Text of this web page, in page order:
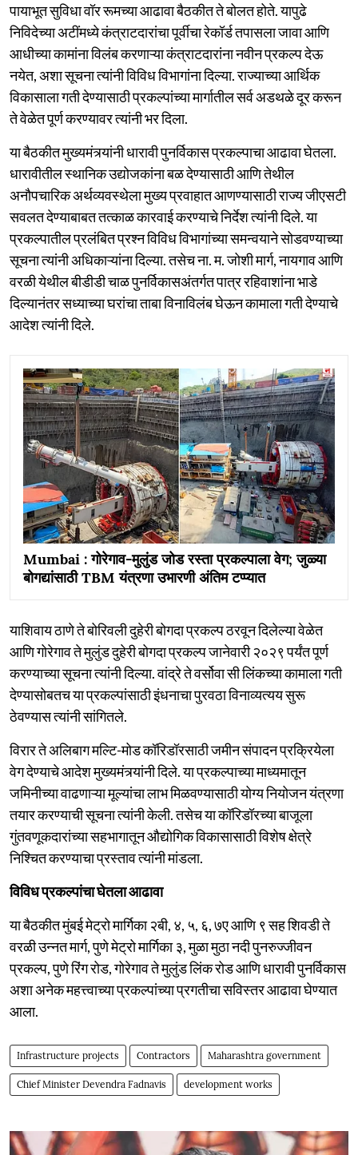
पायाभूत सुविधा वॉर रूमच्या आढावा बैठकीत ते बोलत होते. यापुढे
निविदेच्या अटींमध्ये कंत्राटदारांचा पूर्वीचा रेकॉर्ड तपासला जावा आणि
आधीच्या कामांना विलंब करणाऱ्या कंत्राटदारांना नवीन प्रकल्प देऊ
नयेत, अशा सूचना त्यांनी विविध विभागांना दिल्या. राज्याच्या आर्थिक
विकासाला गती देण्यासाठी प्रकल्पांच्या मार्गातील सर्व अडथळे दूर करून
ते वेळेत पूर्ण करण्यावर त्यांनी भर दिला.
या बैठकीत मुख्यमंत्र्यांनी धारावी पुनर्विकास प्रकल्पाचा आढावा घेतला.
धारावीतील स्थानिक उद्योजकांना बळ देण्यासाठी आणि तेथील
अनौपचारिक अर्थव्यवस्थेला मुख्य प्रवाहात आणण्यासाठी राज्य जीएसटी
सवलत देण्याबाबत तत्काळ कारवाई करण्याचे निर्देश त्यांनी दिले. या
प्रकल्पातील प्रलंबित प्रश्न विविध विभागांच्या समन्वयाने सोडवण्याच्या
सूचना त्यांनी अधिकाऱ्यांना दिल्या. तसेच ना. म. जोशी मार्ग, नायगाव आणि
वरळी येथील बीडीडी चाळ पुनर्विकासअंतर्गत पात्र रहिवाशांना भाडे
दिल्यानंतर सध्याच्या घरांचा ताबा विनाविलंब घेऊन कामाला गती देण्याचे
आदेश त्यांनी दिले.
Mumbai : गोरेगाव-मुलुंड जोड रस्ता प्रकल्पाला वेग; जुळ्या
बोगद्यांसाठी TBM यंत्रणा उभारणी अंतिम टप्प्यात
याशिवाय ठाणे ते बोरिवली दुहेरी बोगदा प्रकल्प ठरवून दिलेल्या वेळेत
आणि गोरेगाव ते मुलुंड दुहेरी बोगदा प्रकल्प जानेवारी २०२९ पर्यंत पूर्ण
करण्याच्या सूचना त्यांनी दिल्या. वांद्रे ते वर्सोवा सी लिंकच्या कामाला गती
देण्यासोबतच या प्रकल्पांसाठी इंधनाचा पुरवठा विनाव्यत्यय सुरू
ठेवण्यास त्यांनी सांगितले.
विरार ते अलिबाग मल्टि-मोड कॉरिडॉरसाठी जमीन संपादन प्रक्रियेला
वेग देण्याचे आदेश मुख्यमंत्र्यांनी दिले. या प्रकल्पाच्या माध्यमातून
जमिनीच्या वाढणाऱ्या मूल्यांचा लाभ मिळवण्यासाठी योग्य नियोजन यंत्रणा
तयार करण्याची सूचना त्यांनी केली. तसेच या कॉरिडॉरच्या बाजूला
गुंतवणूकदारांच्या सहभागातून औद्योगिक विकासासाठी विशेष क्षेत्रे
निश्चित करण्याचा प्रस्ताव त्यांनी मांडला.
विविध प्रकल्पांचा घेतला आढावा
या बैठकीत मुंबई मेट्रो मार्गिका २बी, ४, ५, ६, ७ए आणि ९ सह शिवडी ते
वरळी उन्नत मार्ग, पुणे मेट्रो मार्गिका ३, मुळा मुठा नदी पुनरुज्जीवन
प्रकल्प, पुणे रिंग रोड, गोरेगाव ते मुलुंड लिंक रोड आणि धारावी पुनर्विकास
अशा अनेक महत्त्वाच्या प्रकल्पांच्या प्रगतीचा सविस्तर आढावा घेण्यात
आला.
Infrastructure projects Contractors Maharashtra government
Chief Minister Devendra Fadnavis development works